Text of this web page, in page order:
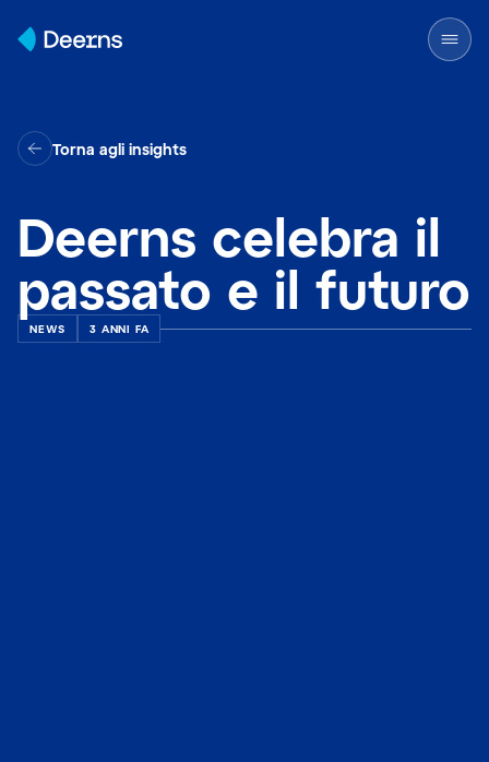
Torna agli insights
Deerns celebra il
passato e il futuro
NEWS 3 ANNI FA